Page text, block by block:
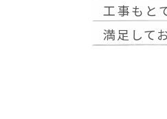
工事もと
満足して